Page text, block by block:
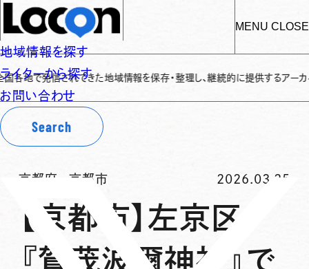
MENU CLOSE
地域情報を探す
ライターから探す
お問い合わせ
Search
されてきた地域情報を保存・整理し、継続的に提供するアーカイブサイトで
京都府 -京都市 2026.03.25
【京都市】左京区
『賀茂波爾神社』で